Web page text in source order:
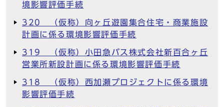
境影響評価手続
320 （仮称）向ヶ丘遊園集合住宅・商業施設
計画に係る環境影響評価手続
319 （仮称）小田急バス株式会社新百合ヶ丘
営業所新設計画に係る環境影響評価手続
318 （仮称）西加瀬プロジェクトに係る環境
影響評価手続